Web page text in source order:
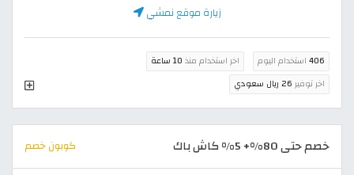
زيارة موقع نمشي
406 استخدام اليوم اخر استخدام منذ 10 ساعة
اخر توفير 26 ريال سعودي
خصم حتى 80%+ 5% كاش باك كوبون خصم